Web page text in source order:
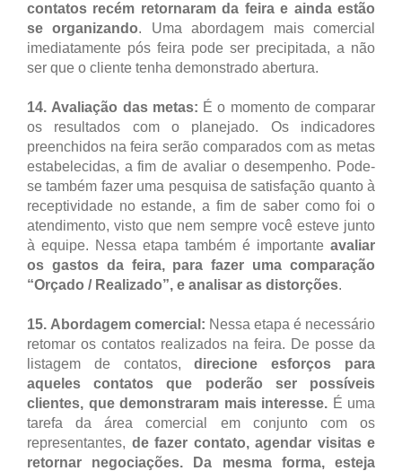
contatos recém retornaram da feira e ainda estão
se organizando. Uma abordagem mais comercial
imediatamente pós feira pode ser precipitada, a não
ser que o cliente tenha demonstrado abertura.
14. Avaliação das metas: É o momento de comparar
os resultados com o planejado. Os indicadores
preenchidos na feira serão comparados com as metas
estabelecidas, a fim de avaliar o desempenho. Pode-
se também fazer uma pesquisa de satisfação quanto à
receptividade no estande, a fim de saber como foi o
atendimento, visto que nem sempre você esteve junto
à equipe. Nessa etapa também é importante avaliar
os gastos da feira, para fazer uma comparação
“Orçado / Realizado”, e analisar as distorções.
15. Abordagem comercial: Nessa etapa é necessário
retomar os contatos realizados na feira. De posse da
listagem de contatos,direcione esforços para
aqueles contatos que poderão ser possíveis
clientes, que demonstraram mais interesse. É uma
tarefa da área comercial em conjunto com os
representantes, de fazer contato, agendar visitas e
retornar negociações. Da mesma forma, esteja